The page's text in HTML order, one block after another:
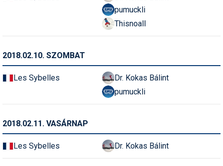
Termékajánló
Utazási tippek
Védőfelszerelés
pumuckli
Thisnoall
2018.02.10. SZOMBAT
Les Sybelles
Dr. Kokas Bálint
pumuckli
2018.02.11. VASÁRNAP
Les Sybelles Dr. Kokas Bálint